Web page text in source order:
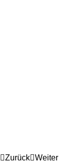
Zurück Weiter